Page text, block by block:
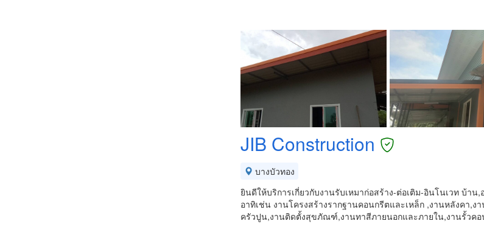
JIB Construction
บางบัวทอง
ยินดีให้บริการเกี่ยวกับงานรับเหมาก่อสร้าง-ต่อเติม-อินโนเวท บ้าน
อาทิเช่น งานโครงสร้างรากฐานคอนกรีตและเหล็ก ,งานหลังคา,ง
ครัวปูน,งานติดตั้งสุขภัณฑ์,งานทาสีภายนอกและภายใน,งานรั้วคอ